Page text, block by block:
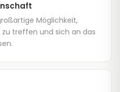
Möglichkeit,
treffen und sich an das